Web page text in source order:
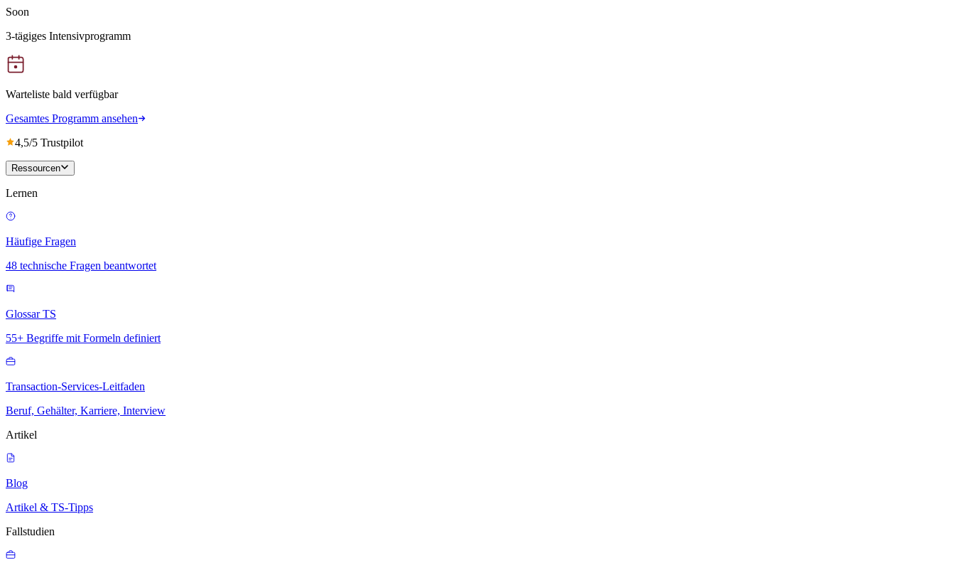
Soon
3-tägiges Intensivprogramm
Warteliste bald verfügbar
Gesamtes Programm ansehen
4,5/5 Trustpilot
Ressourcen
Lernen
Häufige Fragen
48 technische Fragen beantwortet
Glossar TS
55+ Begriffe mit Formeln definiert
Transaction-Services-Leitfaden
Beruf, Gehälter, Karriere, Interview
Artikel
Blog
Artikel & TS-Tipps
Fallstudien